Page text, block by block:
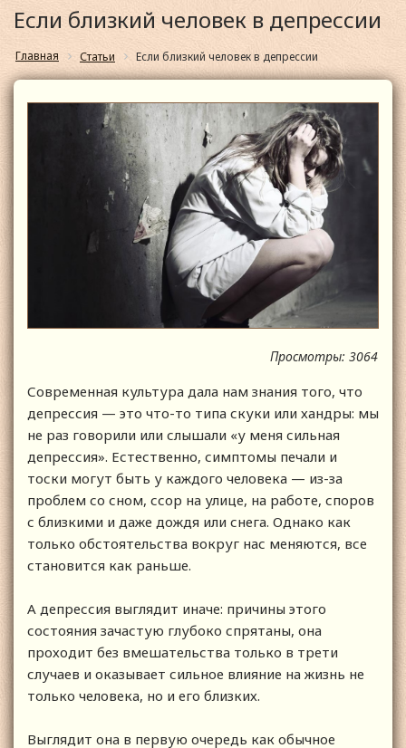
Если близкий человек в депрессии
Главная Статьи Если близкий человек в депрессии
Просмотры: 3064
Современная культура дала нам знания того, что
депрессия — это что-то типа скуки или хандры: мы
не раз говорили или слышали «у меня сильная
депрессия». Естественно, симптомы печали и
тоски могут быть у каждого человека — из-за
проблем со сном, ссор на улице, на работе, споров
с близкими и даже дождя или снега. Однако как
только обстоятельства вокруг нас меняются, все
становится как раньше.
А депрессия выглядит иначе: причины этого
состояния зачастую глубоко спрятаны, она
проходит без вмешательства только в трети
случаев и оказывает сильное влияние на жизнь не
только человека, но и его близких.
Выглядит она в первую очередь как обычное